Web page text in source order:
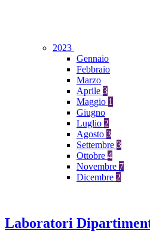
2023
Gennaio
Febbraio
Marzo
Aprile 3
Maggio 1
Giugno
Luglio 2
Agosto 3
Settembre 3
Ottobre 4
Novembre 7
Dicembre 2
Laboratori